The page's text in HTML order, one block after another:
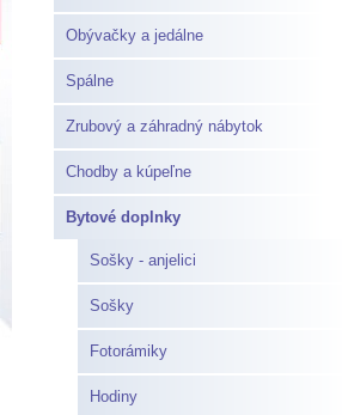
Obývačky a jedálne
Spálne
Zrubový a záhradný nábytok
Chodby a kúpeľne
Bytové doplnky
Sošky - anjelici
Sošky
Fotorámiky
Hodiny